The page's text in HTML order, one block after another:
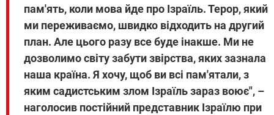
пам'ять, коли мова йде про Ізраїль. Терор, який
ми переживаємо, швидко відходить на другий
план. Але цього разу все буде інакше. Ми не
дозволимо світу забути звірства, яких зазнала
наша країна. Я хочу, щоб ви всі пам'ятали, з
яким садистським злом Ізраїль зараз воює", –
наголосив постійний представник Ізраїлю при